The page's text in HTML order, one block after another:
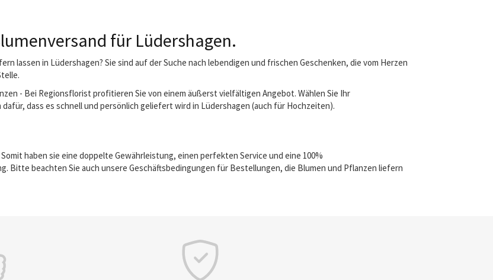
für Lüdershagen.
lassen in Lüdershagen? Sie sind auf der Suche nach lebendigen und frischen Geschenken, die vom Herzen
- Bei Regionsflorist profitieren Sie von einem äußerst vielfältigen Angebot. Wählen Sie Ihr
dass es schnell und persönlich geliefert wird in Lüdershagen (auch für Hochzeiten).
haben sie eine doppelte Gewährleistung, einen perfekten Service und eine 100%
Bitte beachten Sie auch unsere Geschäftsbedingungen für Bestellungen, die Blumen und Pflanzen liefern